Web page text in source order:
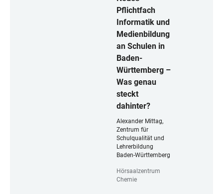
Pflichtfach
Informatik und
Medienbildung
an Schulen in
Baden-
Württemberg –
Was genau
steckt
dahinter?
Alexander Mittag,
Zentrum für
Schulqualität und
Lehrerbildung
Baden-Württemberg
Hörsaalzentrum
Chemie